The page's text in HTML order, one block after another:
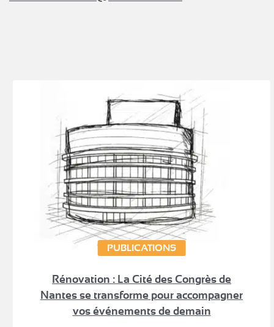
PUBLICATIONS
Rénovation : La Cité des Congrès de
Nantes se transforme pour accompagner
vos événements de demain